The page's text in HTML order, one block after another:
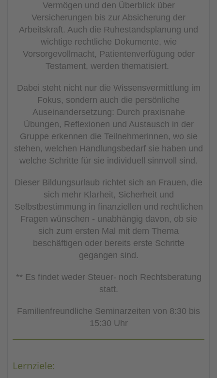
Vermögen und den Überblick über
Versicherungen bis zur Absicherung der
Arbeitskraft. Auch die Ruhestandsplanung und
wichtige rechtliche Dokumente, wie
Vorsorgevollmacht, Patientenverfügung oder
Testament, werden thematisiert.
Dabei steht nicht nur die Wissensvermittlung im
Fokus, sondern auch die persönliche
Auseinandersetzung: Durch praxisnahe
Übungen, Reflexionen und Austausch in der
Gruppe erkennen die Teilnehmerinnen, wo sie
stehen, welchen Handlungsbedarf sie haben und
welche Schritte für sie individuell sinnvoll sind.
Dieser Bildungsurlaub richtet sich an Frauen, die
sich mehr Klarheit, Sicherheit und
Selbstbestimmung in finanziellen und rechtlichen
Fragen wünschen - unabhängig davon, ob sie
sich zum ersten Mal mit dem Thema
beschäftigen oder bereits erste Schritte
gegangen sind.
** Es findet weder Steuer- noch Rechtsberatung
statt.
Familienfreundliche Seminarzeiten von 8:30 bis
15:30 Uhr
Lernziele: